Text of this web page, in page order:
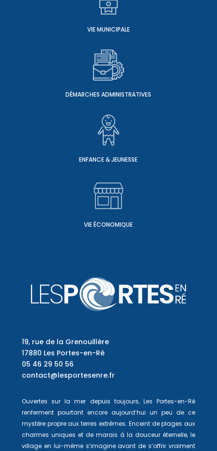
VIE MUNICIPALE
DÉMARCHES ADMINISTRATIVES
ENFANCE & JEUNESSE
VIE ÉCONOMIQUE
19, rue de la Grenouillère
17880 Les Portes-en-Ré
05 46 29 50 56
contact@lesportesenre.fr
Ouvertes sur la mer depuis toujours, Les Portes-en-Ré
renferment pourtant encore aujourd’hui un peu de ce
mystère propre aux terres extrêmes. Enceint de plages aux
charmes uniques et de marais à la douceur éternelle, le
village en lui-même s’imagine avant de s’offrir vraiment